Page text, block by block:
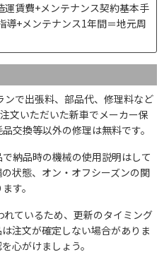
賃費+メンテナンス契約基本手
導+メンテナンス1年間＝地元周
で出張料、部品代、修理料など
文いただいた新車でメーカー保
交換等以外の修理は無料です。
納品時の機械の使用説明はして
状態、オン・オフシーズンの関
す。
ているため、更新のタイミング
注文が確定しない場合がありま
心がけましょう。